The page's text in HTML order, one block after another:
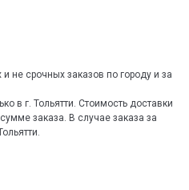
не срочных заказов по городу и за
в г. Тольятти. Стоимость доставки
заказа. В случае заказа за